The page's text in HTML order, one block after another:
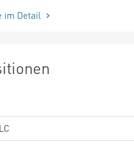
im Detail